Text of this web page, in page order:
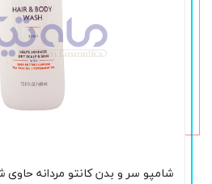
شامپو سر و بدن کانتو مردانه حاوی شی